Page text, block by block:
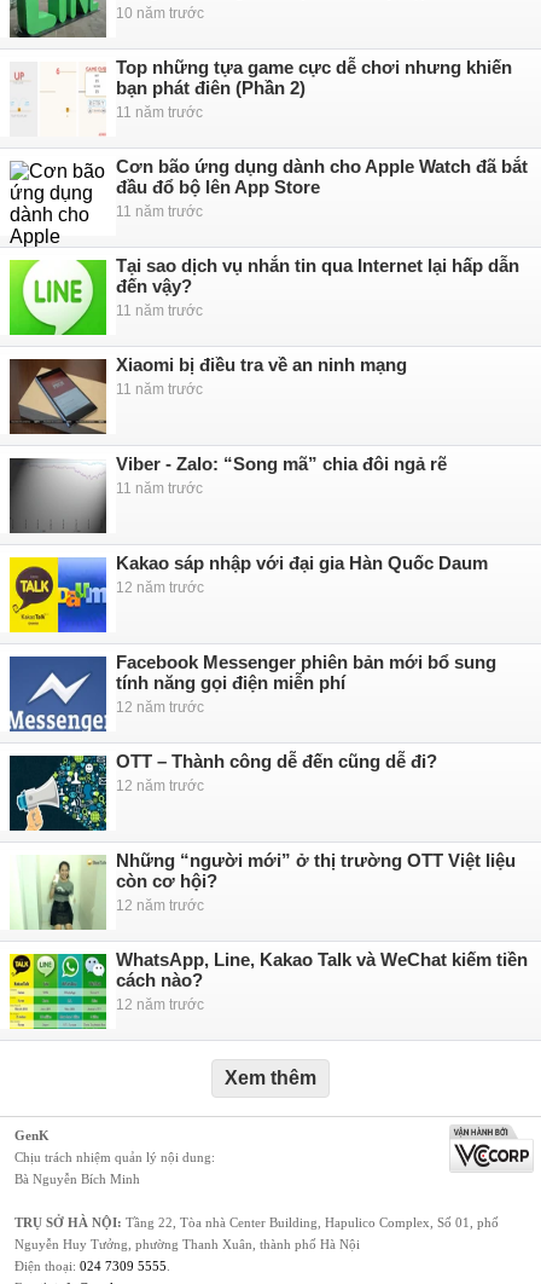
10 năm trước
Top những tựa game cực dễ chơi nhưng khiến
bạn phát điên (Phần 2)
11 năm trước
Cơn bão ứng dụng dành cho Apple Watch đã bắt
đầu đổ bộ lên App Store
11 năm trước
Tại sao dịch vụ nhắn tin qua Internet lại hấp dẫn
đến vậy?
11 năm trước
Xiaomi bị điều tra về an ninh mạng
11 năm trước
Viber - Zalo: “Song mã” chia đôi ngả rẽ
11 năm trước
Kakao sáp nhập với đại gia Hàn Quốc Daum
12 năm trước
Facebook Messenger phiên bản mới bổ sung
tính năng gọi điện miễn phí
12 năm trước
OTT – Thành công dễ đến cũng dễ đi?
12 năm trước
Những “người mới” ở thị trường OTT Việt liệu
còn cơ hội?
12 năm trước
WhatsApp, Line, Kakao Talk và WeChat kiếm tiền
cách nào?
12 năm trước
Xem thêm
GenK
Chịu trách nhiệm quản lý nội dung:
Bà Nguyễn Bích Minh
TRỤ SỞ HÀ NỘI: Tầng 22, Tòa nhà Center Building, Hapulico Complex, Số 01, phố
Nguyễn Huy Tưởng, phường Thanh Xuân, thành phố Hà Nội
Điện thoại: 024 7309 5555